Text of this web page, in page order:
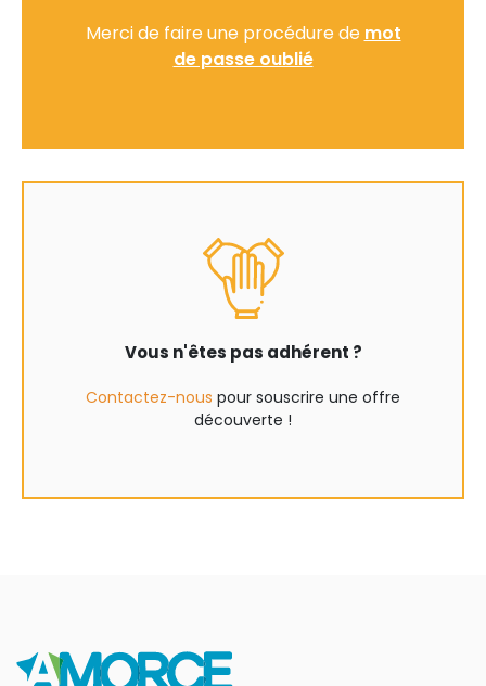
Merci de faire une procédure de mot
de passe oublié
Vous n'êtes pas adhérent ?
Contactez-nous pour souscrire une offre
découverte !